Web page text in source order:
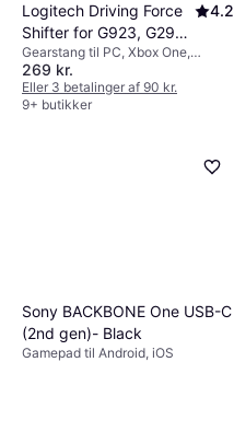
Logitech Driving Force
Shifter for G923, G29
and G920
4.2
Gearstang til PC, Xbox One,
PlayStation 4, PlayStation 3
269 kr.
Eller 3 betalinger af 90 kr.
9+ butikker
Sony BACKBONE One USB-C
(2nd gen)- Black
Gamepad til Android, iOS